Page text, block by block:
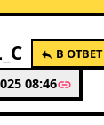
В ОТВЕТ
08:46